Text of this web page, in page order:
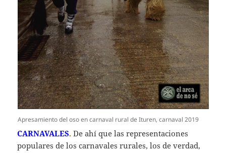
Apresamiento del oso en carnaval rural de Ituren, carnaval 2019
CARNAVALES. De ahí que las representaciones
populares de los carnavales rurales, los de verdad,